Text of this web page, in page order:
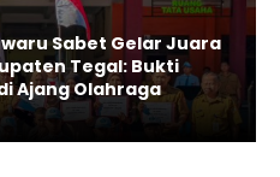
Sabet Gelar Juara
Tegal: Bukti
Ajang Olahraga